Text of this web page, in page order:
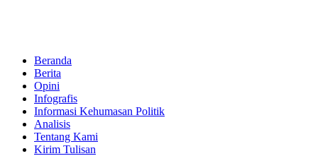
Beranda
Berita
Opini
Infografis
Informasi Kehumasan Politik
Analisis
Tentang Kami
Kirim Tulisan